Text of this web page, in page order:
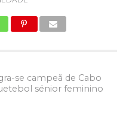
se campeã de Cabo
sénior feminino